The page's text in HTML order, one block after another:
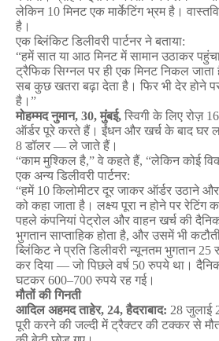
लेकिन10 मिनट एक मार्केटिंग भ्रम है।
है।
एक ब्लिंकिट डिलीवरी पार्टनर ने बताया:
“हमें सात या आठ मिनट में सामान उठाकर
ट्रैफिक सिग्नल पर ही एक मिनट निकल जाता
सब कुछ खतरा बढ़ा देता है। फिर भी देर होने
है। ”
मोहम्मद नुमान, 30,मुंबई, स्विगी के लिए रोज़16
ऑर्डर पूरे करते हैं। ईंधन और खर्च के बाद घर
8 डॉलर — ले जाते हैं।
“काम मुश्किल है,” वे कहते हैं, “लेकिन कोई
एक अन्य डिलीवरी पार्टनर:
“हमें10 किलोमीटर दूर जाकर ऑर्डर उठाने और
को कहा जाता है। लक्ष्य पूरा न होने पर रेटिंग
पहले कंपनियां पेट्रोल और वाहन खर्च की
भुगतान साप्ताहिक होता है, और उसमें भी
ब्लिंकिट ने प्रति डिलीवरी न्यूनतम भुगतान25
कर दिया — जो पिछले वर्ष 50 रुपये था।
घटकर 600–700 रुपये रह गई।
मौतों की गिनती
आदिल अहमद ताहेर, 24,हैदराबाद: 28 जुलाई
पूरी करने की जल्दी में ट्रैक्टर की टक्कर से